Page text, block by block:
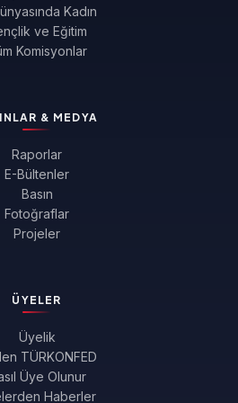
Kadın
ve Eğitim
Komisyonlar
& MEDYA
Raporlar
E-Bültenler
Basın
Fotoğraflar
Projeler
ÜYELER
Üyelik
TÜRKONFED
Üye Olunur
Haberler